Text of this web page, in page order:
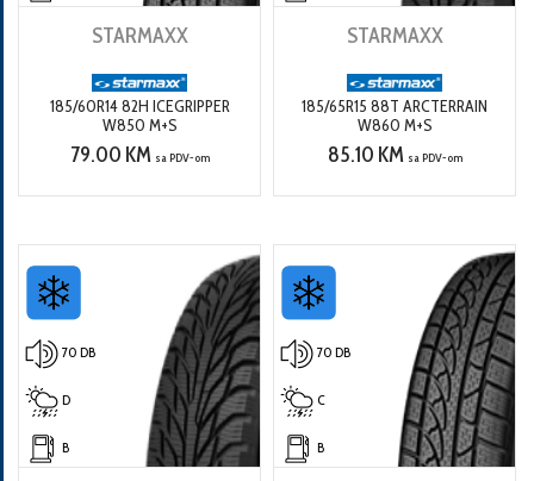
STARMAXX
185/60R14 82H ICEGRIPPER
W850 M+S
79.00 KM sa PDV-om
STARMAXX
185/65R15 88T ARCTERRAIN
W860 M+S
85.10 KM sa PDV-om
70 DB
D
B
70 DB
C
B